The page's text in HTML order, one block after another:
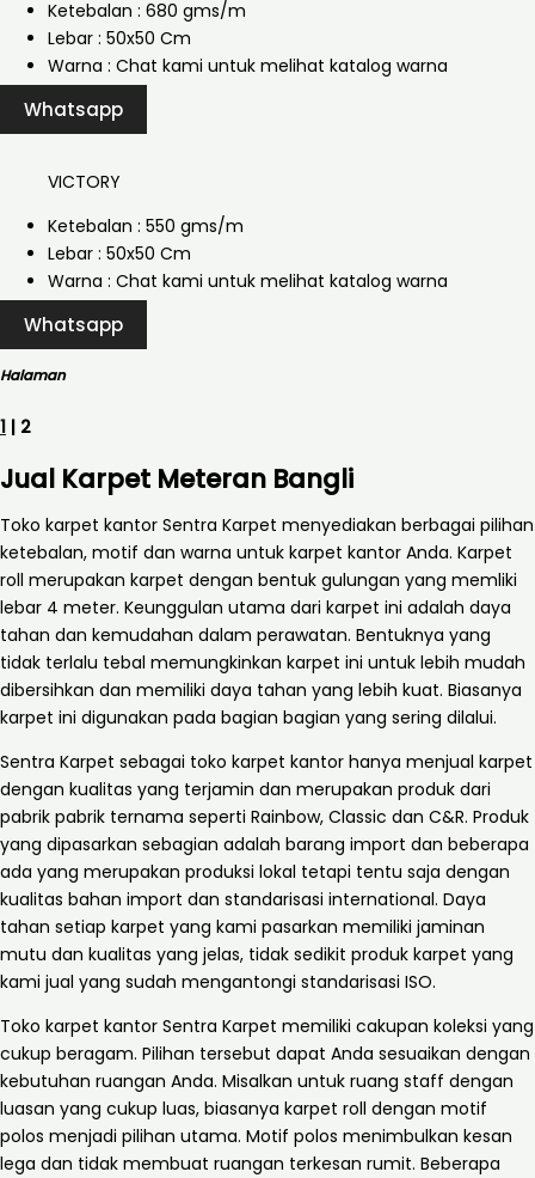
Ketebalan : 680 gms/m
Lebar : 50x50 Cm
Warna : Chat kami untuk melihat katalog warna
Whatsapp
VICTORY
Ketebalan : 550 gms/m
Lebar : 50x50 Cm
Warna : Chat kami untuk melihat katalog warna
Whatsapp
Halaman
1 | 2
Jual Karpet Meteran Bangli
Toko karpet kantor Sentra Karpet menyediakan berbagai pilihan
ketebalan, motif dan warna untuk karpet kantor Anda. Karpet
roll merupakan karpet dengan bentuk gulungan yang memliki
lebar 4 meter. Keunggulan utama dari karpet ini adalah daya
tahan dan kemudahan dalam perawatan. Bentuknya yang
tidak terlalu tebal memungkinkan karpet ini untuk lebih mudah
dibersihkan dan memiliki daya tahan yang lebih kuat. Biasanya
karpet ini digunakan pada bagian bagian yang sering dilalui.
Sentra Karpet sebagai toko karpet kantor hanya menjual karpet
dengan kualitas yang terjamin dan merupakan produk dari
pabrik pabrik ternama seperti Rainbow, Classic dan C&R. Produk
yang dipasarkan sebagian adalah barang import dan beberapa
ada yang merupakan produksi lokal tetapi tentu saja dengan
kualitas bahan import dan standarisasi international. Daya
tahan setiap karpet yang kami pasarkan memiliki jaminan
mutu dan kualitas yang jelas, tidak sedikit produk karpet yang
kami jual yang sudah mengantongi standarisasi ISO.
Toko karpet kantor Sentra Karpet memiliki cakupan koleksi yang
cukup beragam. Pilihan tersebut dapat Anda sesuaikan dengan
kebutuhan ruangan Anda. Misalkan untuk ruang staff dengan
luasan yang cukup luas, biasanya karpet roll dengan motif
polos menjadi pilihan utama. Motif polos menimbulkan kesan
lega dan tidak membuat ruangan terkesan rumit. Beberapa